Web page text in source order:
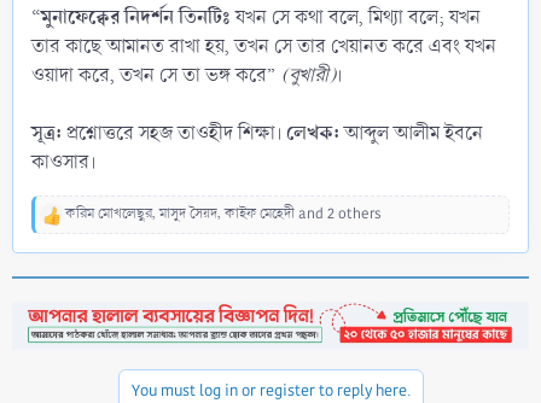
“মুনাফেক্বের নিদর্শন তিনটিঃযখন সে কথা বলে, মিথ্যা বলে; যখন
তার কাছে আমানত রাখা হয়, তখন সে তার খেয়ানত করে এবং যখন
ওয়াদা করে, তখন সে তা ভঙ্গ করে” (বুখারী)।
সূত্র: প্রশ্নোত্তরে সহজ তাওহীদ শিক্ষা। লেখক:আব্দুল আলীম ইবনে
কাওসার।
R
t
i
করিম মোখলেছুর,মাসুদ সৈয়দ,কাইফ মেহেদীand 2 others
You must log in or register to reply here.